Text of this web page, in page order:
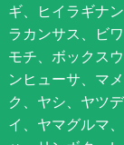
ギ、ヒイラギナ
ラカンサス、ビ
モチ、ボックス
ンヒューサ、マ
ク、ヤシ、ヤツ
イ、ヤマグルマ